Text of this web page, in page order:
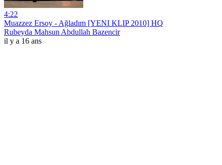
4:22
Muazzez Ersoy - Ağladım [YENI KLIP 2010] HQ
Rubeyda Mahsun Abdullah Bazencir
il y a 16 ans